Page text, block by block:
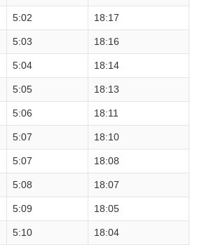
5:02 18:17
5:03 18:16
5:04 18:14
5:05 18:13
5:06 18:11
5:07 18:10
5:07 18:08
5:08 18:07
5:09 18:05
5:10 18:04